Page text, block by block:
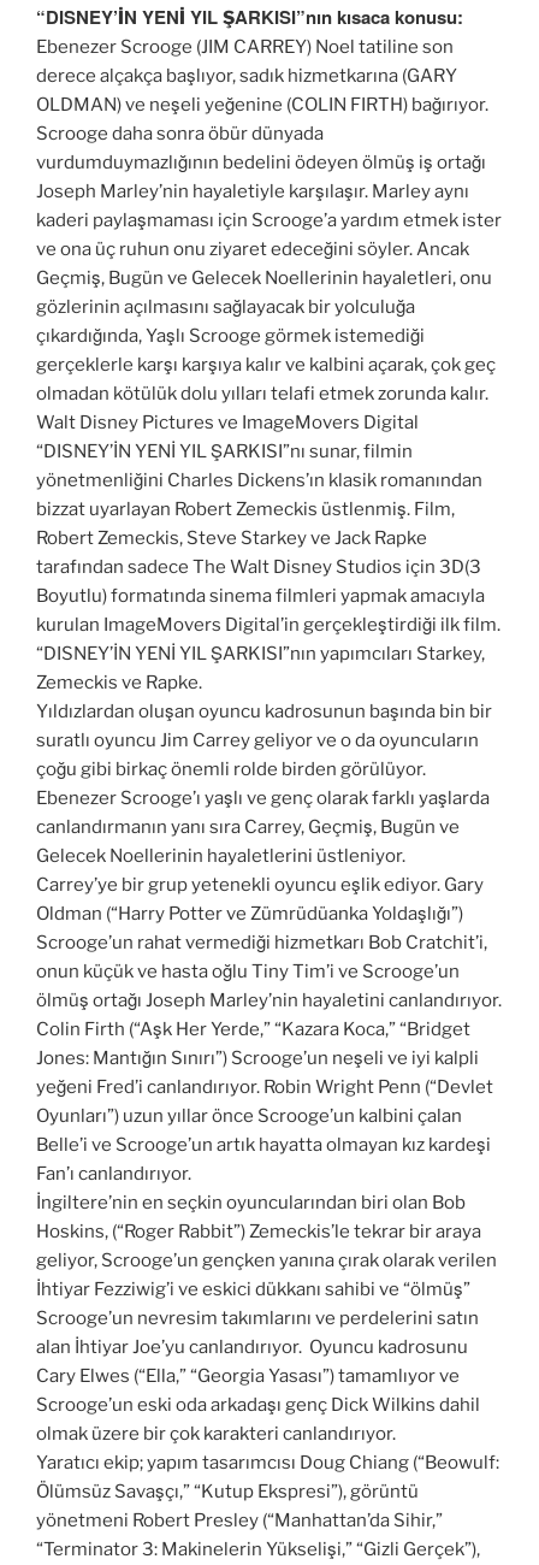
“DISNEY’İN YENİ YIL ŞARKISI”nın kısaca konusu:
Ebenezer Scrooge (JIM CARREY) Noel tatiline son
derece alçakça başlıyor, sadık hizmetkarına (GARY
OLDMAN) ve neşeli yeğenine (COLIN FIRTH) bağırıyor.
Scrooge daha sonra öbür dünyada
vurdumduymazlığının bedelini ödeyen ölmüş iş ortağı
Joseph Marley’nin hayaletiyle karşılaşır. Marley aynı
kaderi paylaşmaması için Scrooge’a yardım etmek ister
ve ona üç ruhun onu ziyaret edeceğini söyler. Ancak
Geçmiş, Bugün ve Gelecek Noellerinin hayaletleri, onu
gözlerinin açılmasını sağlayacak bir yolculuğa
çıkardığında, Yaşlı Scrooge görmek istemediği
gerçeklerle karşı karşıya kalır ve kalbini açarak, çok geç
olmadan kötülük dolu yılları telafi etmek zorunda kalır.
Walt Disney Pictures ve ImageMovers Digital
“DISNEY’İN YENİ YIL ŞARKISI”nı sunar, filmin
yönetmenliğini Charles Dickens’ın klasik romanından
bizzat uyarlayan Robert Zemeckis üstlenmiş. Film,
Robert Zemeckis, Steve Starkey ve Jack Rapke
tarafından sadece The Walt Disney Studios için 3D(3
Boyutlu) formatında sinema filmleri yapmak amacıyla
kurulan ImageMovers Digital’in gerçekleştirdiği ilk film.
“DISNEY’İN YENİ YIL ŞARKISI”nın yapımcıları Starkey,
Zemeckis ve Rapke.
Yıldızlardan oluşan oyuncu kadrosunun başında bin bir
suratlı oyuncu Jim Carrey geliyor ve o da oyuncuların
çoğu gibi birkaç önemli rolde birden görülüyor.
Ebenezer Scrooge’ı yaşlı ve genç olarak farklı yaşlarda
canlandırmanın yanı sıra Carrey, Geçmiş, Bugün ve
Gelecek Noellerinin hayaletlerini üstleniyor.
Carrey’ye bir grup yetenekli oyuncu eşlik ediyor. Gary
Oldman (“Harry Potter ve Zümrüdüanka Yoldaşlığı”)
Scrooge’un rahat vermediği hizmetkarı Bob Cratchit’i,
onun küçük ve hasta oğlu Tiny Tim’i ve Scrooge’un
ölmüş ortağı Joseph Marley’nin hayaletini canlandırıyor.
Colin Firth (“Aşk Her Yerde,” “Kazara Koca,” “Bridget
Jones: Mantığın Sınırı”) Scrooge’un neşeli ve iyi kalpli
yeğeni Fred’i canlandırıyor. Robin Wright Penn (“Devlet
Oyunları”) uzun yıllar önce Scrooge’un kalbini çalan
Belle’i ve Scrooge’un artık hayatta olmayan kız kardeşi
Fan’ı canlandırıyor.
İngiltere’nin en seçkin oyuncularından biri olan Bob
Hoskins, (“Roger Rabbit”) Zemeckis’le tekrar bir araya
geliyor, Scrooge’un gençken yanına çırak olarak verilen
İhtiyar Fezziwig’i ve eskici dükkanı sahibi ve “ölmüş”
Scrooge’un nevresim takımlarını ve perdelerini satın
alan İhtiyar Joe’yu canlandırıyor. Oyuncu kadrosunu
Cary Elwes (“Ella,” “Georgia Yasası”) tamamlıyor ve
Scrooge’un eski oda arkadaşı genç Dick Wilkins dahil
olmak üzere bir çok karakteri canlandırıyor.
Yaratıcı ekip; yapım tasarımcısı Doug Chiang (“Beowulf:
Ölümsüz Savaşçı,” “Kutup Ekspresi”), görüntü
yönetmeni Robert Presley (“Manhattan’da Sihir,”
“Terminator 3: Makinelerin Yükselişi,” “Gizli Gerçek”),